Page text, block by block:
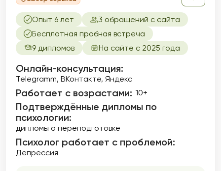
Опыт 6 лет
3 обращений с сайта
Бесплатная пробная встреча
9 дипломов
На сайте с 2025 года
Онлайн-консультация:
Telegramm, ВКонтакте, Яндекс
Работает с возрастами: 10+
Подтверждённые дипломы по
психологии:
дипломы о переподготовке
Психолог работает с проблемой:
Депрессия